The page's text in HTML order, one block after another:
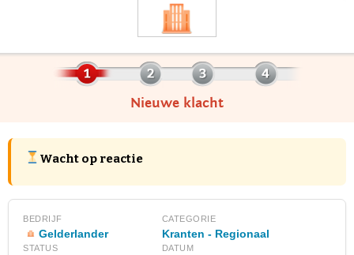
Nieuwe klacht
Wacht op reactie
BEDRIJF
Gelderlander
CATEGORIE
Kranten - Regionaal
STATUS DATUM